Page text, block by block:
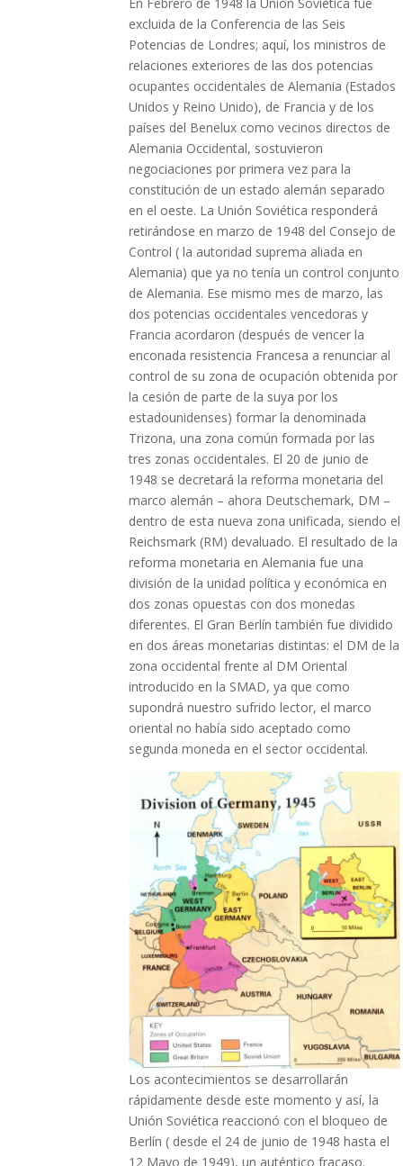
excluida de la Conferencia de las Seis
Potencias de Londres; aquí, los ministros de
relaciones exteriores de las dos potencias
ocupantes occidentales de Alemania (Estados
Unidos y Reino Unido), de Francia y de los
países del Benelux como vecinos directos de
Alemania Occidental, sostuvieron
negociaciones por primera vez para la
constitución de un estado alemán separado
en el oeste. La Unión Soviética responderá
retirándose en marzo de 1948 del Consejo de
Control ( la autoridad suprema aliada en
Alemania) que ya no tenía un control conjunto
de Alemania. Ese mismo mes de marzo, las
dos potencias occidentales vencedoras y
Francia acordaron (después de vencer la
enconada resistencia Francesa a renunciar al
control de su zona de ocupación obtenida por
la cesión de parte de la suya por los
estadounidenses) formar la denominada
Trizona, una zona común formada por las
tres zonas occidentales. El 20 de junio de
1948 se decretará la reforma monetaria del
marco alemán – ahora Deutschemark, DM –
dentro de esta nueva zona unificada, siendo el
Reichsmark (RM) devaluado. El resultado de la
reforma monetaria en Alemania fue una
división de la unidad política y económica en
dos zonas opuestas con dos monedas
diferentes. El Gran Berlín también fue dividido
en dos áreas monetarias distintas: el DM de la
zona occidental frente al DM Oriental
introducido en la SMAD, ya que como
supondrá nuestro sufrido lector, el marco
oriental no había sido aceptado como
segunda moneda en el sector occidental.
Los acontecimientos se desarrollarán
rápidamente desde este momento y así, la
Unión Soviética reaccionó con el bloqueo de
Berlín ( desde el 24 de junio de 1948 hasta el
12 Mayo de 1949), un auténtico fracaso.